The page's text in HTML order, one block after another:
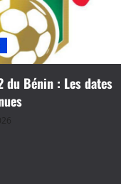
du Bénin : Les dates